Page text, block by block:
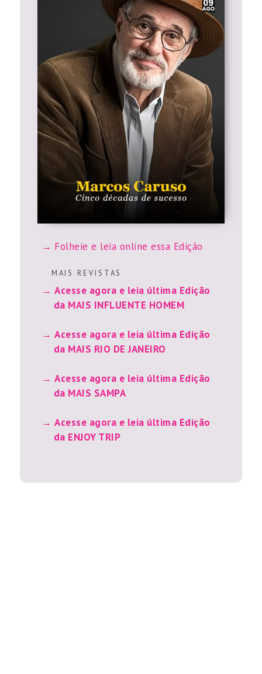
Folheie e leia online essa Edição
M A I S R E V I S T A S
Acesse agora e leia última Edição
da MAIS INFLUENTE HOMEM
Acesse agora e leia última Edição
da MAIS RIO DE JANEIRO
Acesse agora e leia última Edição
da MAIS SAMPA
Acesse agora e leia última Edição
da ENJOY TRIP